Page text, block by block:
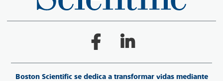
Boston Scientific se dedica a transformar vidas mediante